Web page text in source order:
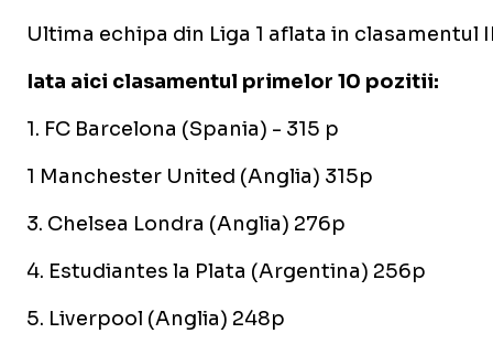
Ultima echipa din Liga 1 aflata in clasamentul
Iata aici clasamentul primelor 10 pozitii:
1. FC Barcelona (Spania) - 315 p
1 Manchester United (Anglia) 315p
3. Chelsea Londra (Anglia) 276p
4. Estudiantes la Plata (Argentina) 256p
5. Liverpool (Anglia) 248p